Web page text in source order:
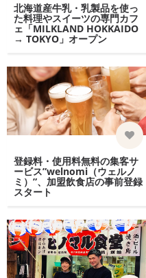
北海道産牛乳・乳製品を使っ
た料理やスイーツの専門カフ
ェ「MILKLAND HOKKAIDO
→ TOKYO」オープン
登録料・使用料無料の集客サ
ービス”welnomi（ウェルノ
ミ）”、加盟飲食店の事前登録
スタート